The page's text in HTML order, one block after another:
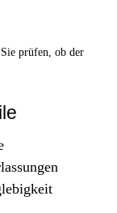
prüfen, ob der